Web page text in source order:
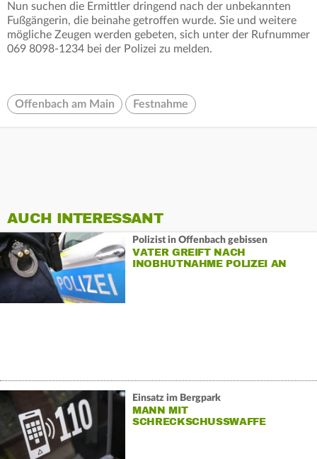
Nun suchen die Ermittler dringend nach der unbekannten
Fußgängerin, die beinahe getroffen wurde. Sie und weitere
mögliche Zeugen werden gebeten, sich unter der Rufnummer
069 8098-1234 bei der Polizei zu melden.
Offenbach am Main Festnahme
AUCH INTERESSANT
Polizist in Offenbach gebissen
VATER GREIFT NACH
INOBHUTNAHME POLIZEI AN
Einsatz im Bergpark
MANN MIT
SCHRECKSCHUSSWAFFE